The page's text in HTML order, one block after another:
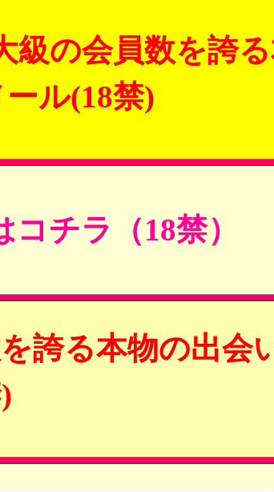
級の会員数を誇
ル(18禁)
チラ（18禁）
誇る本物の出会